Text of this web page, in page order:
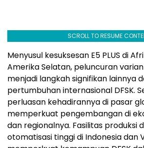
SCROLL TO RESUME
Menyusul kesuksesan E5 PLUS di
Amerika Selatan, peluncuran
menjadi langkah signifikan lainnya
pertumbuhan internasional DFSK.
perluasan kehadirannya di pasar
memperkuat pengembangan di
dan regionalnya. Fasilitas produksi
otomatisasi tinggi di Indonesia dan